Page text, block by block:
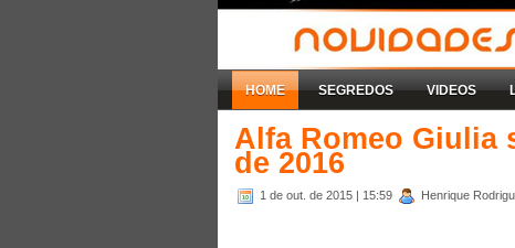
HOME SEGREDOS VIDEOS
Alfa Romeo Giulia
de 2016
1 de out. de 2015 | 15:59 Henrique